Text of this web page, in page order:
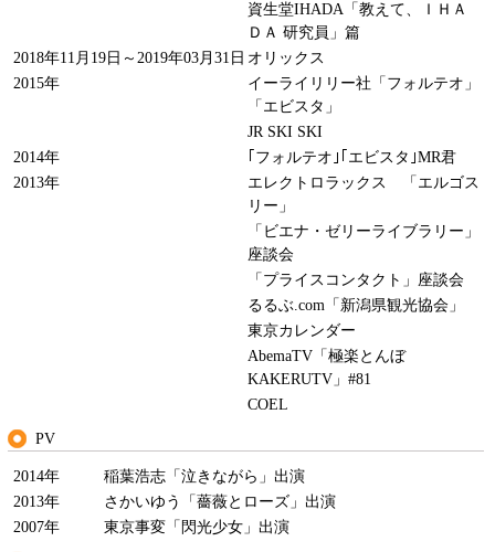
資生堂IHADA「教えて、ＩＨＡ
ＤＡ 研究員」篇
2018年11月19日～2019年03月31日 オリックス
2015年
イーライリリー社「フォルテオ」
「エビスタ」
JR SKI SKI
2014年
｢フォルテオ｣｢エビスタ｣MR君
2013年
エレクトロラックス 「エルゴス
リー」
「ビエナ・ゼリーライブラリー」
座談会
「プライスコンタクト」座談会
るるぶ.com「新潟県観光協会」
東京カレンダー
AbemaTV「極楽とんぼ
KAKERUTV」#81
COEL
PV
2014年
稲葉浩志「泣きながら」出演
2013年
さかいゆう「薔薇とローズ」出演
2007年
東京事変「閃光少女」出演